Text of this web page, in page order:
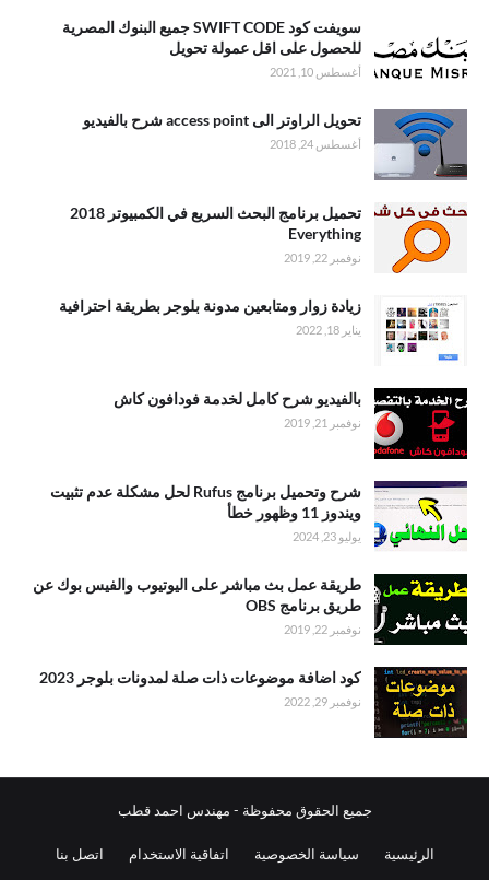
سويفت كود SWIFT CODE جميع البنوك المصرية
للحصول على اقل عمولة تحويل
أغسطس 10, 2021
تحويل الراوتر الى access point شرح بالفيديو
أغسطس 24, 2018
تحميل برنامج البحث السريع في الكمبيوتر 2018
Everything
نوفمبر 22, 2019
زيادة زوار ومتابعين مدونة بلوجر بطريقة احترافية
يناير 18, 2022
بالفيديو شرح كامل لخدمة فودافون كاش
نوفمبر 21, 2019
شرح وتحميل برنامج Rufus لحل مشكلة عدم تثبيت
ويندوز 11 وظهور خطأ
يوليو 23, 2024
طريقة عمل بث مباشر على اليوتيوب والفيس بوك عن
طريق برنامج OBS
نوفمبر 22, 2019
كود اضافة موضوعات ذات صلة لمدونات بلوجر 2023
نوفمبر 29, 2022
جميع الحقوق محفوظة - مهندس احمد قطب
الرئيسية سياسة الخصوصية اتفاقية الاستخدام اتصل بنا